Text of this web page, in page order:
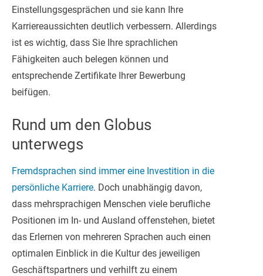
Einstellungsgesprächen und sie kann Ihre
Karriereaussichten deutlich verbessern. Allerdings
ist es wichtig, dass Sie Ihre sprachlichen
Fähigkeiten auch belegen können und
entsprechende Zertifikate Ihrer Bewerbung
beifügen.
Rund um den Globus
unterwegs
Fremdsprachen sind immer eine Investition in die
persönliche Karriere. Doch unabhängig davon,
dass mehrsprachigen Menschen viele berufliche
Positionen im In- und Ausland offenstehen, bietet
das Erlernen von mehreren Sprachen auch einen
optimalen Einblick in die Kultur des jeweiligen
Geschäftspartners und verhilft zu einem